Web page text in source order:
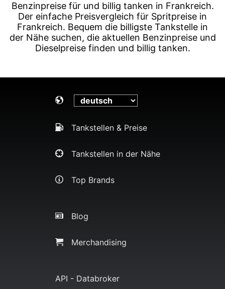
Benzinpreise für und billig tanken in Frankreich.
Der einfache Preisvergleich für Spritpreise in
Frankreich. Bequem die billigste Tankstelle in
der Nähe suchen, die aktuellen Benzinpreise und
Dieselpreise finden und billig tanken.
Tankstellen & Preise
Tankstellen in der Nähe
Top Brands
Blog
Merchandising
API - Databroker